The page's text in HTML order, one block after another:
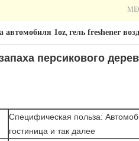
автомобиля 1oz, гель freshener
персикового
Специфическая польза:
гостиница и так далее